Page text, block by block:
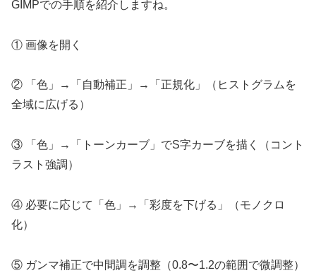
GIMPでの手順を紹介しますね。
① 画像を開く
② 「色」→「自動補正」→「正規化」（ヒストグラムを
全域に広げる）
③ 「色」→「トーンカーブ」でS字カーブを描く（コント
ラスト強調）
④ 必要に応じて「色」→「彩度を下げる」（モノクロ
化）
⑤ ガンマ補正で中間調を調整（0.8〜1.2の範囲で微調整）